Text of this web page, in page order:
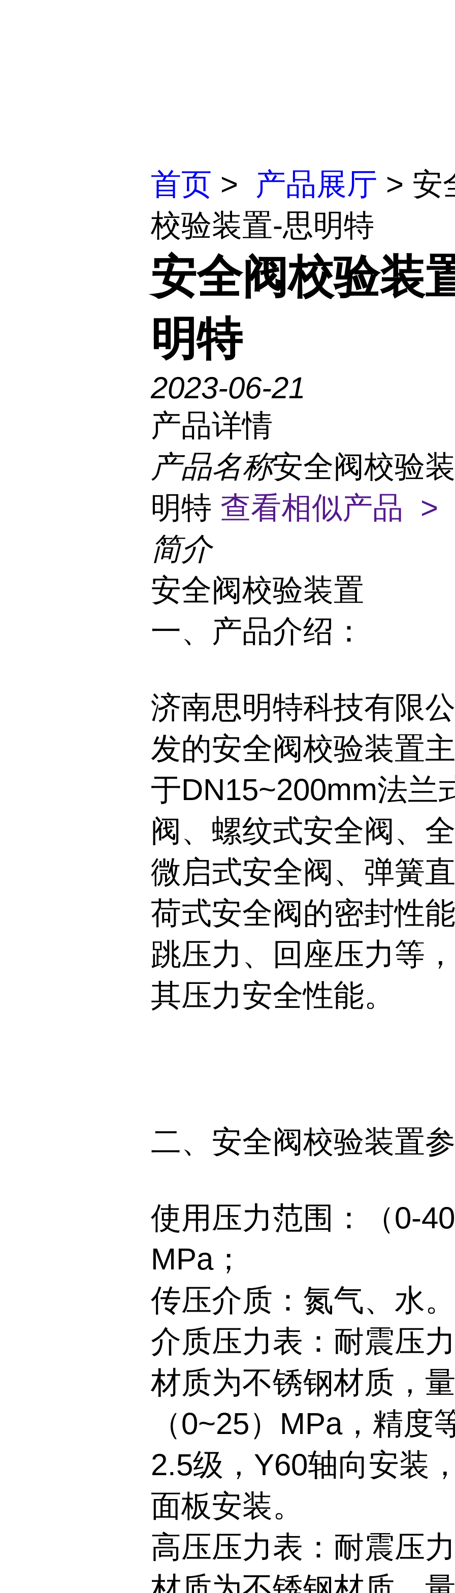
首页 > 产品展厅 > 安
校验装置-思明特
安全阀校验装
明特
2023-06-21
产品详情
产品名称安全阀校验
明特 查看相似产品 >
简介
安全阀校验装置
一、产品介绍：
济南思明特科技有限
发的安全阀校验装置
于DN15~200mm法兰
阀、螺纹式安全阀、
微启式安全阀、弹簧
荷式安全阀的密封性
跳压力、回座压力等
其压力安全性能。
二、安全阀校验装置
使用压力范围：（0-
MPa；
传压介质：氮气、水
介质压力表：耐震压
材质为不锈钢材质，
（0~25）MPa，精度
2.5级，Y60轴向安装
面板安装。
高压压力表：耐震压